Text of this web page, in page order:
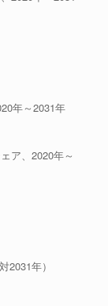
年～2031年
ア、2020年～
2031年）